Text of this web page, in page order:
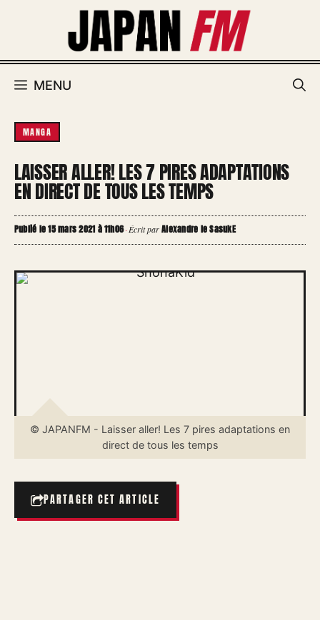
MENU
MANGA
LAISSER ALLER! LES 7 PIRES ADAPTATIONS
EN DIRECT DE TOUS LES TEMPS
Publié le 15 mars 2021 à 11h06·Écrit parAlexandre le SasukE
© JAPANFM - Laisser aller! Les 7 pires adaptations en
direct de tous les temps
PARTAGER CET ARTICLE